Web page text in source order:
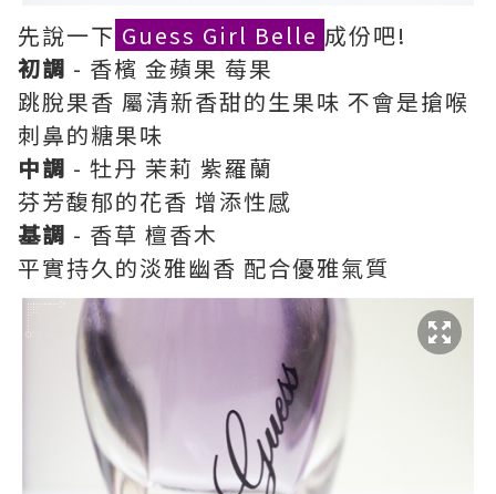
先說一下 Guess Girl Belle 成份吧!
初調 - 香檳 金蘋果 莓果
跳脫果香 屬清新香甜的生果味 不會是搶喉
刺鼻的糖果味
中調 - 牡丹 茉莉 紫羅蘭
芬芳馥郁的花香 增添性感
基調 - 香草 檀香木
平實持久的淡雅幽香 配合優雅氣質